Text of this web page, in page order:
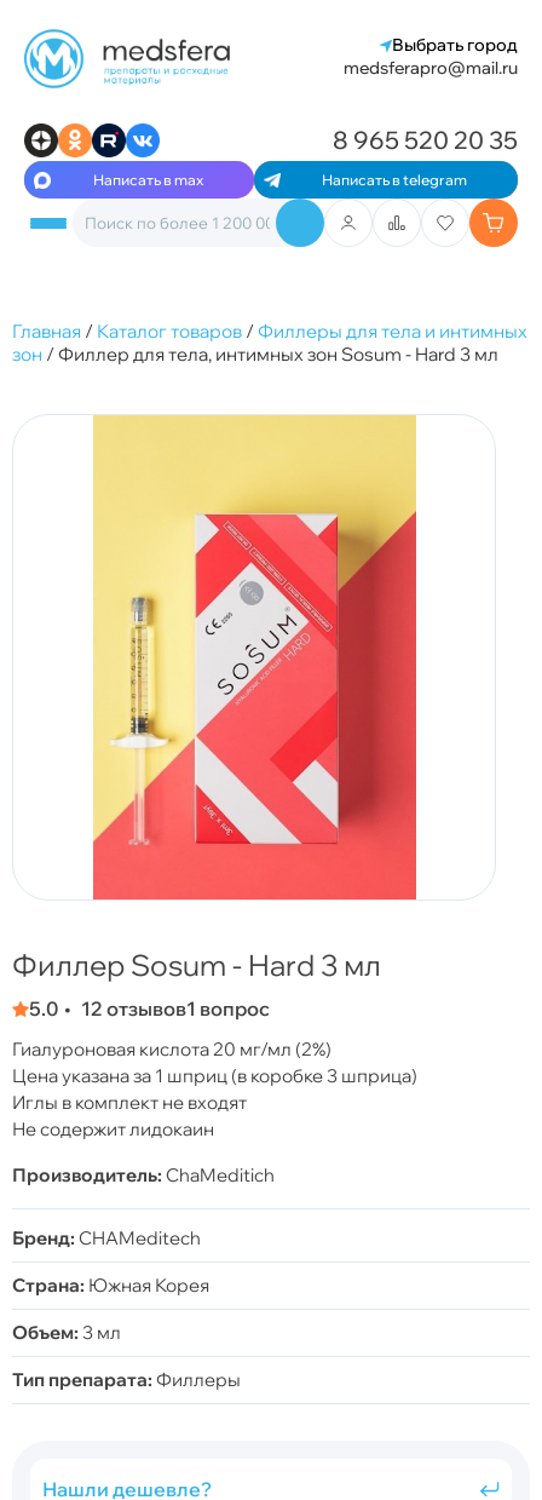
Выбрать город
medsferapro@mail.ru
Написать в max Написать в telegram
8 965 520 20 35
Главная / Каталог товаров /Филлеры для тела и интимных
зон /Филлер для тела, интимных зон Sosum - Hard 3 мл
Филлер Sosum - Hard 3 мл
5.0 12 отзывов1 вопрос
Гиалуроновая кислота 20 мг/мл (2%)
Цена указана за 1 шприц (в коробке 3 шприца)
Иглы в комплект не входят
Не содержит лидокаин
Производитель: ChaMeditich
Бренд: CHAMeditech
Страна: Южная Корея
Объем: 3 мл
Тип препарата: Филлеры
Нашли дешевле?